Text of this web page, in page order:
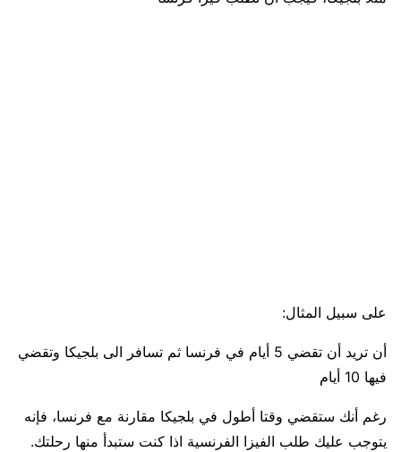
على سبيل المثال:
أن تريد أن تقضي 5 أيام في فرنسا ثم تسافر الى بلجيكا وتقضي
فيها 10 أيام
رغم أنك ستقضي وقتا أطول في بلجيكا مقارنة مع فرنسا، فإنه
يتوجب عليك طلب الفيزا الفرنسية اذا كنت ستبدأ منها رحلتك.